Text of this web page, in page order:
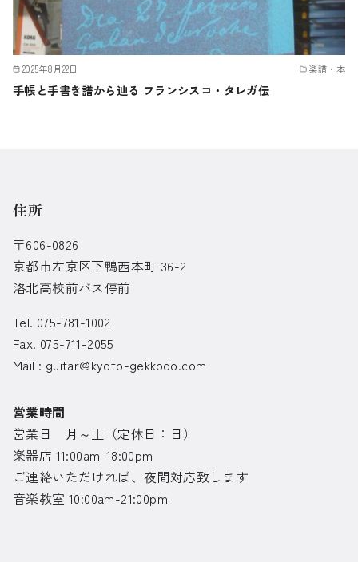
2025年8月22日 楽譜・本
手帳と手書き譜から辿る フランシスコ・タレガ伝
住所
〒606-0826
京都市左京区下鴨西本町 36-2
洛北高校前バス停前
Tel. 075-781-1002
Fax. 075-711-2055
Mail : guitar@kyoto-gekkodo.com
営業時間
営業日 月～土（定休日：日）
楽器店 11:00am-18:00pm
ご連絡いただければ、夜間対応致します
音楽教室 10:00am-21:00pm